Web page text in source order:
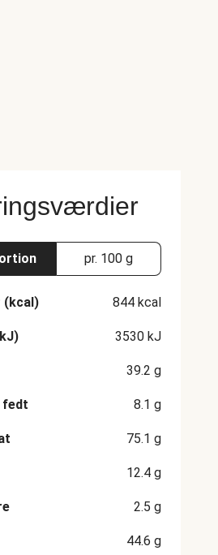
pr. 100 g
(kcal) 844 kcal
3530 kJ
39.2 g
8.1 g
75.1 g
12.4 g
2.5 g
44.6 g